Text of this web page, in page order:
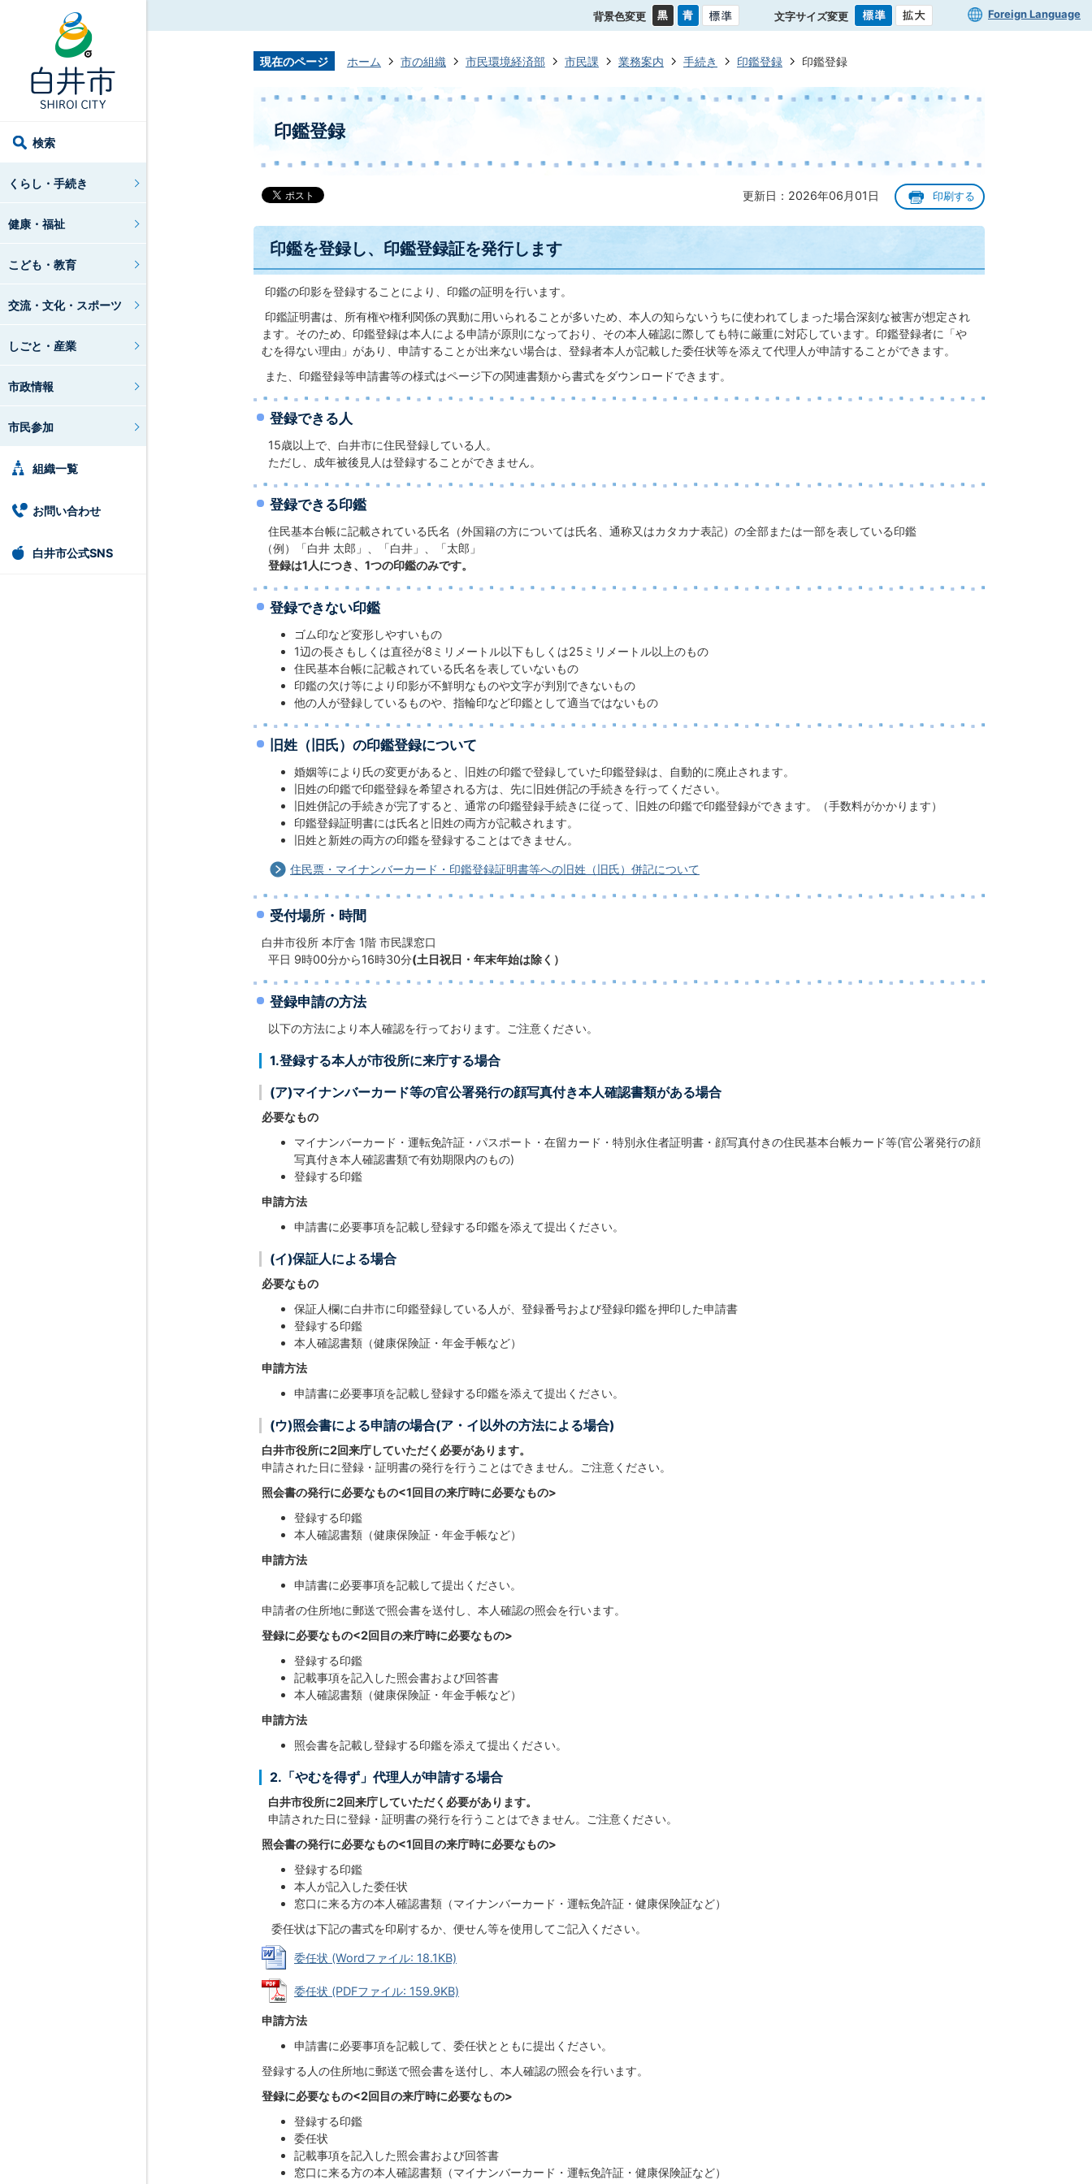
検索
くらし・手続き
健康・福祉
こども・教育
交流・文化・スポーツ
しごと・産業
市政情報
市民参加
組織一覧
お問い合わせ
白井市公式SNS
背景色変更 文字サイズ変更 Foreign Language
現在のページ ホーム 市の組織 市民環境経済部 市民課 業務案内 手続き 印鑑登録 印鑑登録
印鑑登録
更新日：2026年06月01日 印刷する
印鑑を登録し、印鑑登録証を発行します
印鑑の印影を登録することにより、印鑑の証明を行います。
印鑑証明書は、所有権や権利関係の異動に用いられることが多いため、本人の知らないうちに使われてしまった場合深刻な被害が想定され
ます。そのため、印鑑登録は本人による申請が原則になっており、その本人確認に際しても特に厳重に対応しています。印鑑登録者に「や
むを得ない理由」があり、申請することが出来ない場合は、登録者本人が記載した委任状等を添えて代理人が申請することができます。
また、印鑑登録等申請書等の様式はページ下の関連書類から書式をダウンロードできます。
登録できる人
15歳以上で、白井市に住民登録している人。
ただし、成年被後見人は登録することができません。
登録できる印鑑
住民基本台帳に記載されている氏名（外国籍の方については氏名、通称又はカタカナ表記）の全部または一部を表している印鑑
（例）「白井 太郎」、「白井」、「太郎」
登録は1人につき、1つの印鑑のみです。
登録できない印鑑
ゴム印など変形しやすいもの
1辺の長さもしくは直径が8ミリメートル以下もしくは25ミリメートル以上のもの
住民基本台帳に記載されている氏名を表していないもの
印鑑の欠け等により印影が不鮮明なものや文字が判別できないもの
他の人が登録しているものや、指輪印など印鑑として適当ではないもの
旧姓（旧氏）の印鑑登録について
婚姻等により氏の変更があると、旧姓の印鑑で登録していた印鑑登録は、自動的に廃止されます。
旧姓の印鑑で印鑑登録を希望される方は、先に旧姓併記の手続きを行ってください。
旧姓併記の手続きが完了すると、通常の印鑑登録手続きに従って、旧姓の印鑑で印鑑登録ができます。（手数料がかかります）
印鑑登録証明書には氏名と旧姓の両方が記載されます。
旧姓と新姓の両方の印鑑を登録することはできません。
住民票・マイナンバーカード・印鑑登録証明書等への旧姓（旧氏）併記について
受付場所・時間
白井市役所 本庁舎 1階 市民課窓口
平日 9時00分から16時30分(土日祝日・年末年始は除く）
登録申請の方法
以下の方法により本人確認を行っております。ご注意ください。
1.登録する本人が市役所に来庁する場合
(ア)マイナンバーカード等の官公署発行の顔写真付き本人確認書類がある場合
必要なもの
マイナンバーカード・運転免許証・パスポート・在留カード・特別永住者証明書・顔写真付きの住民基本台帳カード等(官公署発行の顔
写真付き本人確認書類で有効期限内のもの)
登録する印鑑
申請方法
申請書に必要事項を記載し登録する印鑑を添えて提出ください。
(イ)保証人による場合
必要なもの
保証人欄に白井市に印鑑登録している人が、登録番号および登録印鑑を押印した申請書
登録する印鑑
本人確認書類（健康保険証・年金手帳など）
申請方法
申請書に必要事項を記載し登録する印鑑を添えて提出ください。
(ウ)照会書による申請の場合(ア・イ以外の方法による場合)
白井市役所に2回来庁していただく必要があります。
申請された日に登録・証明書の発行を行うことはできません。ご注意ください。
照会書の発行に必要なもの<1回目の来庁時に必要なもの>
登録する印鑑
本人確認書類（健康保険証・年金手帳など）
申請方法
申請書に必要事項を記載して提出ください。
申請者の住所地に郵送で照会書を送付し、本人確認の照会を行います。
登録に必要なもの<2回目の来庁時に必要なもの>
登録する印鑑
記載事項を記入した照会書および回答書
本人確認書類（健康保険証・年金手帳など）
申請方法
照会書を記載し登録する印鑑を添えて提出ください。
2.「やむを得ず」代理人が申請する場合
白井市役所に2回来庁していただく必要があります。
申請された日に登録・証明書の発行を行うことはできません。ご注意ください。
照会書の発行に必要なもの<1回目の来庁時に必要なもの>
登録する印鑑
本人が記入した委任状
窓口に来る方の本人確認書類（マイナンバーカード・運転免許証・健康保険証など）
委任状は下記の書式を印刷するか、便せん等を使用してご記入ください。
委任状 (Wordファイル: 18.1KB)
委任状 (PDFファイル: 159.9KB)
申請方法
申請書に必要事項を記載して、委任状とともに提出ください。
登録する人の住所地に郵送で照会書を送付し、本人確認の照会を行います。
登録に必要なもの<2回目の来庁時に必要なもの>
登録する印鑑
委任状
記載事項を記入した照会書および回答書
窓口に来る方の本人確認書類（マイナンバーカード・運転免許証・健康保険証など）